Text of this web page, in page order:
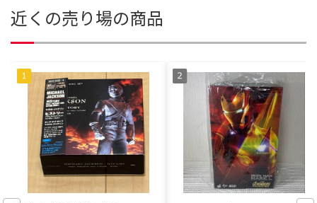
近くの売り場の商品